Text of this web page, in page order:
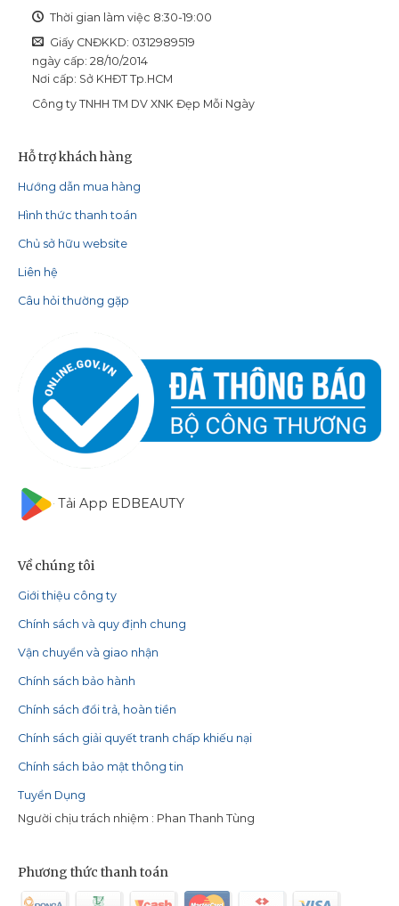
Thời gian làm việc 8:30-19:00
Giấy CNĐKKD: 0312989519
ngày cấp: 28/10/2014
Nơi cấp: Sở KHĐT Tp.HCM
Công ty TNHH TM DV XNK Đẹp Mỗi Ngày
Hỗ trợ khách hàng
Hướng dẫn mua hàng
Hình thức thanh toán
Chủ sở hữu website
Liên hệ
Câu hỏi thường gặp
Tải App EDBEAUTY
Về chúng tôi
Giới thiệu công ty
Chính sách và quy định chung
Vận chuyển và giao nhận
Chính sách bảo hành
Chính sách đổi trả, hoàn tiền
Chính sách giải quyết tranh chấp khiếu nại
Chính sách bảo mật thông tin
Tuyển Dụng
Người chịu trách nhiệm : Phan Thanh Tùng
Phương thức thanh toán